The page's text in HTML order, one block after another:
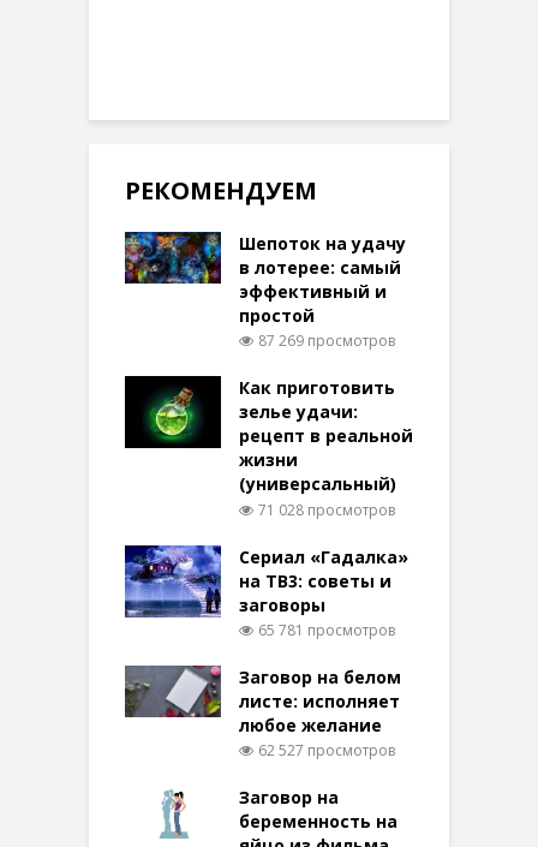
РЕКОМЕНДУЕМ
Шепоток на удачу
в лотерее: самый
эффективный и
простой
87 269 просмотров
Как приготовить
зелье удачи:
рецепт в реальной
жизни
(универсальный)
71 028 просмотров
Сериал «Гадалка»
на ТВ3: советы и
заговоры
65 781 просмотров
Заговор на белом
листе: исполняет
любое желание
62 527 просмотров
Заговор на
беременность на